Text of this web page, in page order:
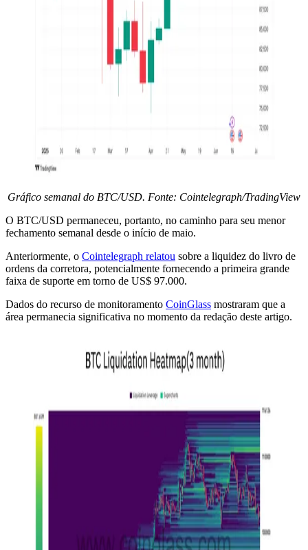
Gráfico semanal do BTC/USD. Fonte: Cointelegraph/TradingView
O BTC/USD permaneceu, portanto, no caminho para seu menor
fechamento semanal desde o início de maio.
Anteriormente, o Cointelegraph relatou sobre a liquidez do livro de
ordens da corretora, potencialmente fornecendo a primeira grande
faixa de suporte em torno de US$ 97.000.
Dados do recurso de monitoramento CoinGlass mostraram que a
área permanecia significativa no momento da redação deste artigo.